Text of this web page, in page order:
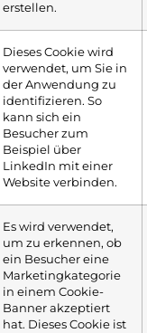
erstellen.
Dieses Cookie wird
verwendet, um Sie in
der Anwendung zu
identifizieren. So
kann sich ein
Besucher zum
Beispiel über
LinkedIn mit einer
Website verbinden.
Es wird verwendet,
um zu erkennen, ob
ein Besucher eine
Marketingkategorie
in einem Cookie-
Banner akzeptiert
hat. Dieses Cookie ist